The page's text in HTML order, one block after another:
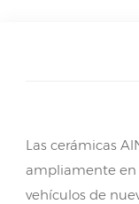
Las cerámicas
ampliamente en
vehículos de